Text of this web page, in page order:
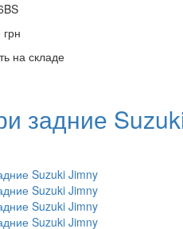
грн
на складе
задние